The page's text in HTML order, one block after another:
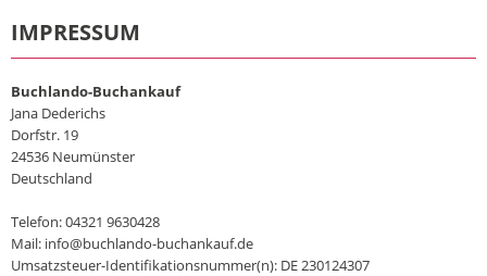
IMPRESSUM
Buchlando-Buchankauf
Jana Dederichs
Dorfstr. 19
24536 Neumünster
Deutschland
Telefon: 04321 9630428
Mail: info@buchlando-buchankauf.de
Umsatzsteuer-Identifikationsnummer(n): DE 230124307